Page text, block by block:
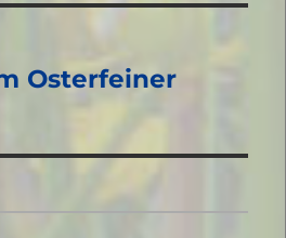
Osterfeiner